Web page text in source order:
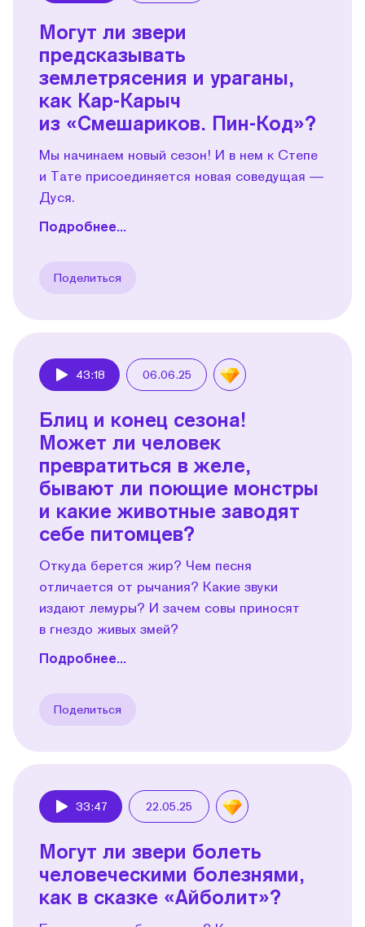
Могут ли звери
предсказывать
землетрясения и ураганы,
как Кар-Карыч
из «Смешариков. Пин-Код»?
Мы начинаем новый сезон! И в нем к Степе
и Тате присоединяется новая соведущая —
Дуся.
Подробнее...
Поделиться
43:18 06.06.25
Блиц и конец сезона!
Может ли человек
превратиться в желе,
бывают ли поющие монстры
и какие животные заводят
себе питомцев?
Откуда берется жир? Чем песня
отличается от рычания? Какие звуки
издают лемуры? И зачем совы приносят
в гнездо живых змей?
Подробнее...
Поделиться
33:47 22.05.25
Могут ли звери болеть
человеческими болезнями,
как в сказке «Айболит»?